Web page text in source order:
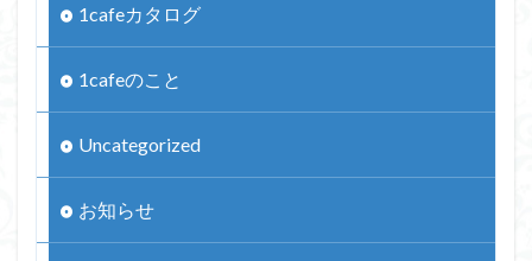
1cafeカタログ
1cafeのこと
Uncategorized
お知らせ